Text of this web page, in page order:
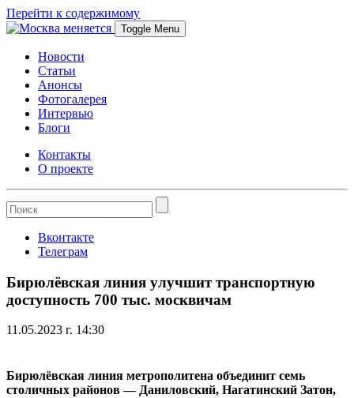
Перейти к содержимому
Toggle Menu
Новости
Статьи
Анонсы
Фотогалерея
Интервью
Блоги
Контакты
О проекте
Вконтакте
Телеграм
Бирюлёвская линия улучшит транспортную
доступность 700 тыс. москвичам
11.05.2023 г. 14:30
Бирюлёвская линия метрополитена объединит семь
столичных районов — Даниловский, Нагатинский Затон,